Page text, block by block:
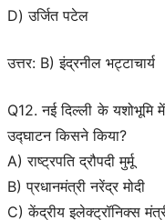
D) उर्जित पटेल
उत्तर: B) इंद्रनील भट्टाचार्य
Q12. नई दिल्ली के
उद्घाटन किसने किया?
A) राष्ट्रपति द्रौपदी मुर्मू
B) प्रधानमंत्री नरेंद्र मोदी
C) केंद्रीय इलेक्ट्रॉनिक्स